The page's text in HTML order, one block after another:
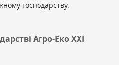
господарству.
Агро-Еко ХХІ